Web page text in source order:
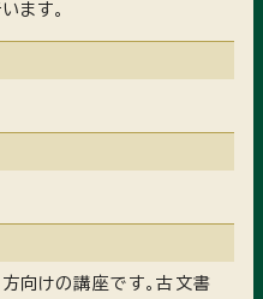
ます。
向けの講座です。古文書